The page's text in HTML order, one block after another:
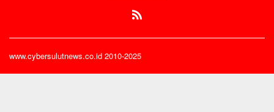
www.cybersulutnews.co.id 2010-2025